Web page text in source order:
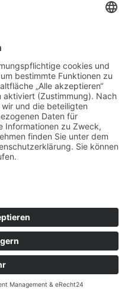
der abwehrende
örtlichen Verhältnissen
aufzustellen,
einzusetzen.
können nur
den Einsatzdienst
das 16., aber noch nicht
An einer Mitgliedschaft
Anspruch auf
Gewährung einer
Satzung.
die Allgemeine